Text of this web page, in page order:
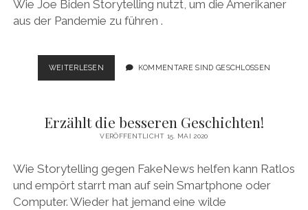
Wie Joe Biden Storytelling nutzt, um die Amerikaner
aus der Pandemie zu führen .
WEITERLESEN PATHOS
&
KOMMENTARE SIND GESCHLOSSEN
Erzählt die besseren Geschichten!
VERÖFFENTLICHT 15. MAI 2020
Wie Storytelling gegen FakeNews helfen kann Ratlos
und empört starrt man auf sein Smartphone oder
Computer. Wieder hat jemand eine wilde